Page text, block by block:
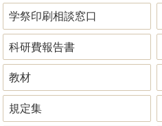
学祭印刷相談窓口
科研費報告書
教材
規定集